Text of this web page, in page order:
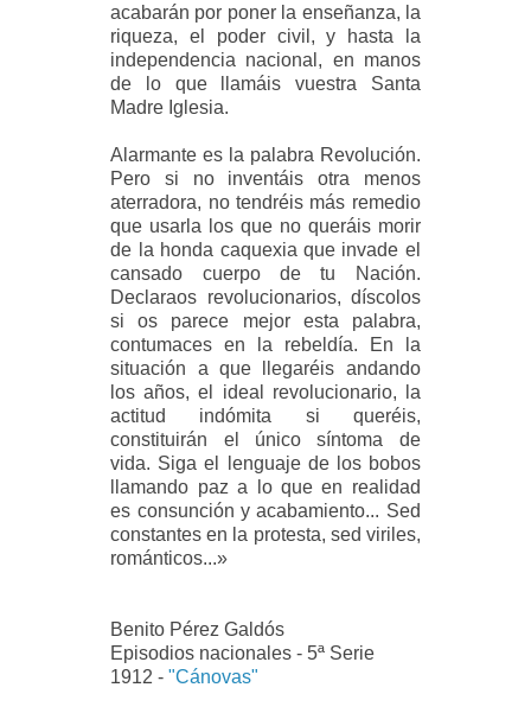
acabarán por poner la enseñanza, la
riqueza, el poder civil, y hasta la
independencia nacional, en manos
de lo que llamáis vuestra Santa
Madre Iglesia.
Alarmante es la palabra Revolución.
Pero si no inventáis otra menos
aterradora, no tendréis más remedio
que usarla los que no queráis morir
de la honda caquexia que invade el
cansado cuerpo de tu Nación.
Declaraos revolucionarios, díscolos
si os parece mejor esta palabra,
contumaces en la rebeldía. En la
situación a que llegaréis andando
los años, el ideal revolucionario, la
actitud indómita si queréis,
constituirán el único síntoma de
vida. Siga el lenguaje de los bobos
llamando paz a lo que en realidad
es consunción y acabamiento... Sed
constantes en la protesta, sed viriles,
románticos...»
Benito Pérez Galdós
Episodios nacionales - 5ª Serie
1912 -"Cánovas"